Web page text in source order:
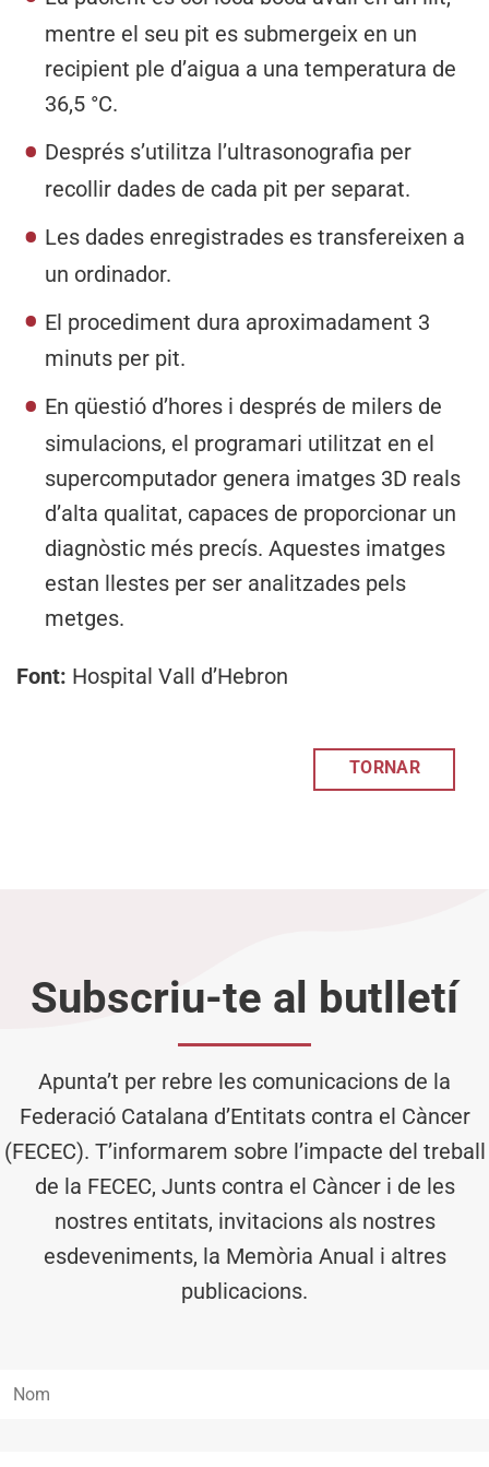
mentre el seu pit es submergeix en un
recipient ple d’aigua a una temperatura de
36,5 °C.
Després s’utilitza l’ultrasonografia per
recollir dades de cada pit per separat.
Les dades enregistrades es transfereixen a
un ordinador.
El procediment dura aproximadament 3
minuts per pit.
En qüestió d’hores i després de milers de
simulacions, el programari utilitzat en el
supercomputador genera imatges 3D reals
d’alta qualitat, capaces de proporcionar un
diagnòstic més precís. Aquestes imatges
estan llestes per ser analitzades pels
metges.
Font: Hospital Vall d’Hebron
TORNAR
Subscriu-te al butlletí
Apunta’t per rebre les comunicacions de la
Federació Catalana d’Entitats contra el Càncer
(FECEC). T’informarem sobre l’impacte del treball
de la FECEC, Junts contra el Càncer i de les
nostres entitats, invitacions als nostres
esdeveniments, la Memòria Anual i altres
publicacions.